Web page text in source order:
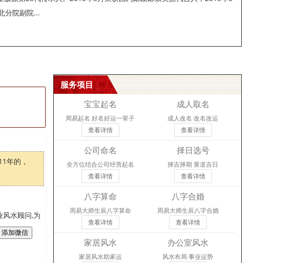
分院副院...
年的，
水顾问,为
添加微信
服务项目
宝宝起名
周易起名 好名好运一辈子
查看详情
成人取名
成人改名 改名改运
查看详情
公司命名
全方位结合公司经营起名
查看详情
择日选号
择吉择期 黄道吉日
查看详情
八字算命
周易大师生辰八字算命
查看详情
八字合婚
周易大师生辰八字合婚
查看详情
家居风水
家居风水助家运
办公室风水
风水布局 事业运势